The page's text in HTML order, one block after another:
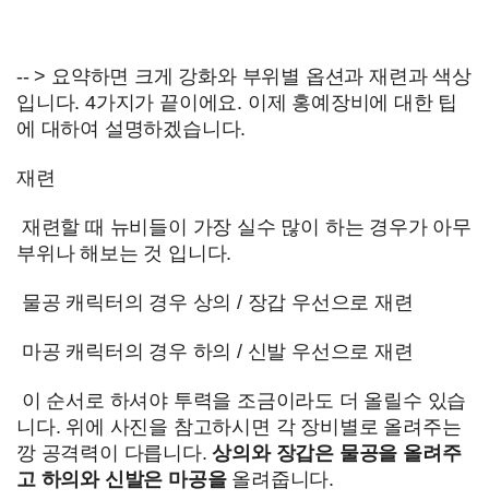
-- > 요약하면 크게 강화와 부위별 옵션과 재련과 색상
입니다. 4가지가 끝이에요. 이제 홍예장비에 대한 팁
에 대하여 설명하겠습니다.
재련
재련할 때 뉴비들이 가장 실수 많이 하는 경우가 아무
부위나 해보는 것 입니다.
물공 캐릭터의 경우 상의 / 장갑 우선으로 재련
마공 캐릭터의 경우 하의 / 신발 우선으로 재련
이 순서로 하셔야 투력을 조금이라도 더 올릴수 있습
니다. 위에 사진을 참고하시면 각 장비별로 올려주는
깡 공격력이 다릅니다.상의와 장갑은 물공을 올려주
고 하의와 신발은 마공을올려줍니다.